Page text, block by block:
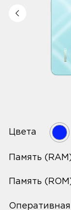
Цвета
Память
Память